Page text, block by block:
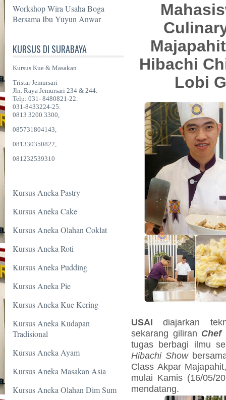
Workshop Wira Usaha Boga
Bersama Ibu Yuyun Anwar
KURSUS DI SURABAYA
Kursus Kue & Masakan
Tristar Jemursari
Jln. Raya Jemursari 234 & 244.
Telp: 031- 8480821-22.
031-8433224-25.
0813 3200 3300,
085731804143,
081330350822,
081232539310
Kursus Aneka Pastry
Kursus Aneka Cake
Kursus Aneka Olahan Coklat
Kursus Aneka Roti
Kursus Aneka Pudding
Kursus Aneka Pie
Kursus Aneka Kue Kering
Kursus Aneka Kudapan
Tradisional
Kursus Aneka Ayam
Kursus Aneka Masakan Asia
Kursus Aneka Olahan Dim Sum
Hibachi
Lobi
USAIdiajarkan
sekarang giliran Chef
tugas berbagi ilmu
Hibachi Show
Class Akpar
mulai Kamis (16/05/
mendatang.